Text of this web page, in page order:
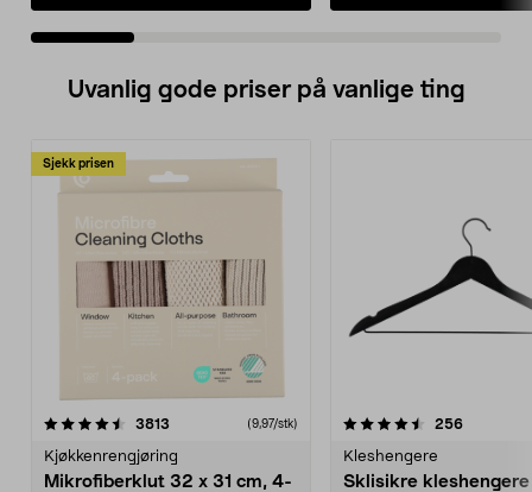
Uvanlig gode priser på vanlige ting
Sjekk prisen
3813 anmeldelser(9,97/stk)
Kjøkkenrengjøring
Mikrofiberklut 32 x 31 cm, 4-
4.5av 5 stjerner 256
Kleshengere
Sklisikre
4.5av 5 stjerner